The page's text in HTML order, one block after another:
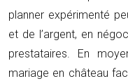
planner expérimenté
et de l’argent, en
prestataires. En
mariage en château